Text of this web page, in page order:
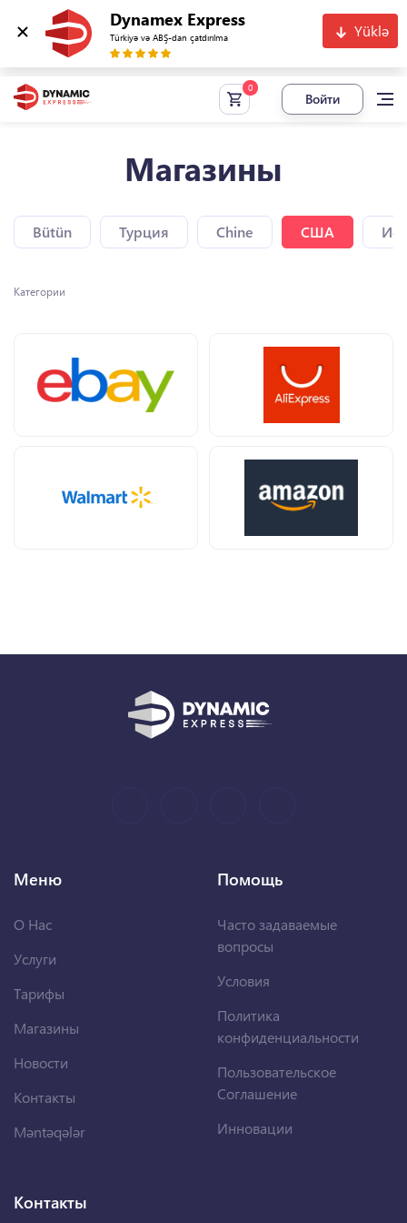
Dynamex Express
Türkiyə və ABŞ-dan çatdırılma Yüklə
Войти
Магазины
Bütün Турция Chine США
Категории
Меню
О Нас
Услуги
Тарифы
Магазины
Новости
Контакты
Məntəqələr
Помощь
Часто задаваемые
вопросы
Условия
Политика
конфиденциальности
Пользовательское
Соглашение
Инновации
Контакты